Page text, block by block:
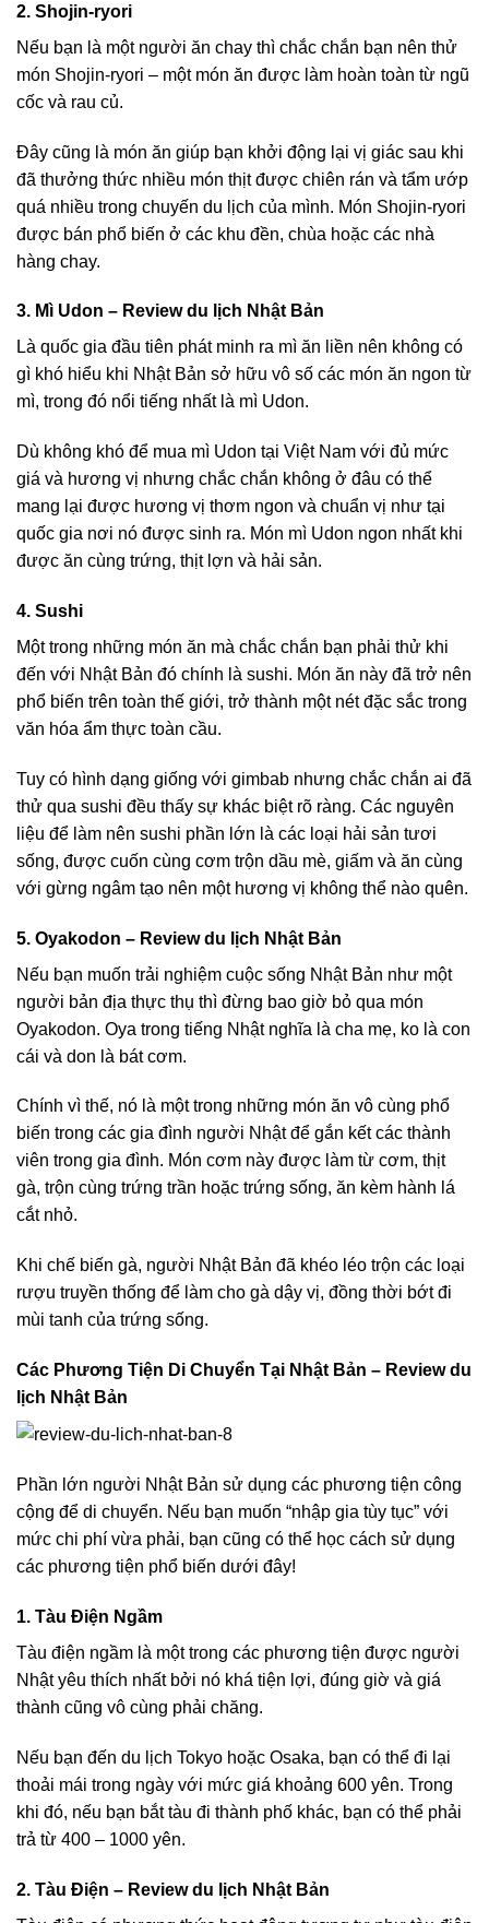
2. Shojin-ryori
Nếu bạn là một người ăn chay thì chắc chắn bạn nên thử
món Shojin-ryori – một món ăn được làm hoàn toàn từ ngũ
cốc và rau củ.
Đây cũng là món ăn giúp bạn khởi động lại vị giác sau khi
đã thưởng thức nhiều món thịt được chiên rán và tẩm ướp
quá nhiều trong chuyến du lịch của mình. Món Shojin-ryori
được bán phổ biến ở các khu đền, chùa hoặc các nhà
hàng chay.
3. Mì Udon – Review du lịch Nhật Bản
Là quốc gia đầu tiên phát minh ra mì ăn liền nên không có
gì khó hiểu khi Nhật Bản sở hữu vô số các món ăn ngon từ
mì, trong đó nổi tiếng nhất là mì Udon.
Dù không khó để mua mì Udon tại Việt Nam với đủ mức
giá và hương vị nhưng chắc chắn không ở đâu có thể
mang lại được hương vị thơm ngon và chuẩn vị như tại
quốc gia nơi nó được sinh ra. Món mì Udon ngon nhất khi
được ăn cùng trứng, thịt lợn và hải sản.
4. Sushi
Một trong những món ăn mà chắc chắn bạn phải thử khi
đến với Nhật Bản đó chính là sushi. Món ăn này đã trở nên
phổ biến trên toàn thế giới, trở thành một nét đặc sắc trong
văn hóa ẩm thực toàn cầu.
Tuy có hình dạng giống với gimbab nhưng chắc chắn ai đã
thử qua sushi đều thấy sự khác biệt rõ ràng. Các nguyên
liệu để làm nên sushi phần lớn là các loại hải sản tươi
sống, được cuốn cùng cơm trộn dầu mè, giấm và ăn cùng
với gừng ngâm tạo nên một hương vị không thể nào quên.
5. Oyakodon – Review du lịch Nhật Bản
Nếu bạn muốn trải nghiệm cuộc sống Nhật Bản như một
người bản địa thực thụ thì đừng bao giờ bỏ qua món
Oyakodon. Oya trong tiếng Nhật nghĩa là cha mẹ, ko là con
cái và don là bát cơm.
Chính vì thế, nó là một trong những món ăn vô cùng phổ
biến trong các gia đình người Nhật để gắn kết các thành
viên trong gia đình. Món cơm này được làm từ cơm, thịt
gà, trộn cùng trứng trần hoặc trứng sống, ăn kèm hành lá
cắt nhỏ.
Khi chế biến gà, người Nhật Bản đã khéo léo trộn các loại
rượu truyền thống để làm cho gà dậy vị, đồng thời bớt đi
mùi tanh của trứng sống.
Các Phương Tiện Di Chuyển Tại Nhật Bản – Review du
lịch Nhật Bản
Phần lớn người Nhật Bản sử dụng các phương tiện công
cộng để di chuyển. Nếu bạn muốn “nhập gia tùy tục” với
mức chi phí vừa phải, bạn cũng có thể học cách sử dụng
các phương tiện phổ biến dưới đây!
1. Tàu Điện Ngầm
Tàu điện ngầm là một trong các phương tiện được người
Nhật yêu thích nhất bởi nó khá tiện lợi, đúng giờ và giá
thành cũng vô cùng phải chăng.
Nếu bạn đến du lịch Tokyo hoặc Osaka, bạn có thể đi lại
thoải mái trong ngày với mức giá khoảng 600 yên. Trong
khi đó, nếu bạn bắt tàu đi thành phố khác, bạn có thể phải
trả từ 400 – 1000 yên.
2. Tàu Điện – Review du lịch Nhật Bản